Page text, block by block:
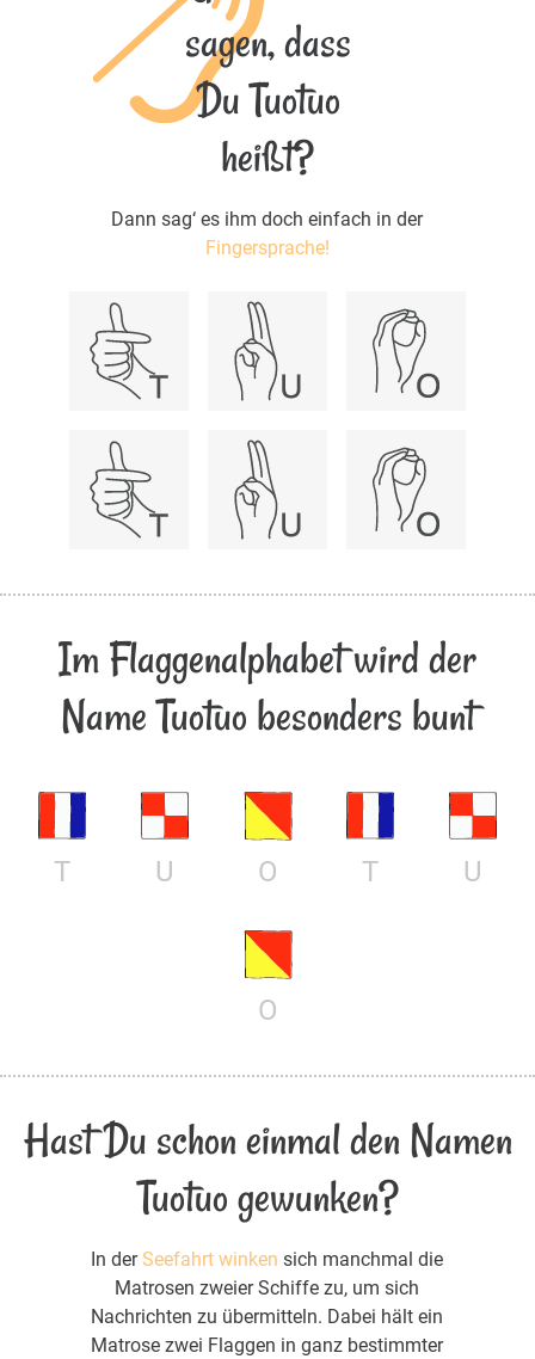
sagen, dass
Du Tuotuo
heißt?
Dann sag‘ es ihm doch einfach in der
Fingersprache!
Im Flaggenalphabet wird der
Name Tuotuo besonders bunt
T U O T U
O
Hast Du schon einmal den Namen
Tuotuo gewunken?
In derSeefahrt winken sich manchmal die
Matrosen zweier Schiffe zu, um sich
Nachrichten zu übermitteln. Dabei hält ein
Matrose zwei Flaggen in ganz bestimmter